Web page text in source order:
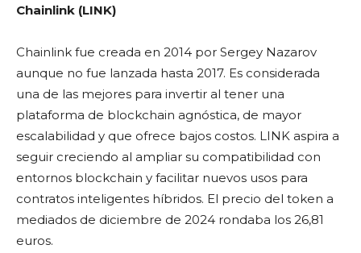
Chainlink (LINK)
Chainlink fue creada en 2014 por Sergey Nazarov
aunque no fue lanzada hasta 2017. Es considerada
una de las mejores para invertir al tener una
plataforma de blockchain agnóstica, de mayor
escalabilidad y que ofrece bajos costos. LINK aspira a
seguir creciendo al ampliar su compatibilidad con
entornos blockchain y facilitar nuevos usos para
contratos inteligentes híbridos. El precio del token a
mediados de diciembre de 2024 rondaba los 26,81
euros.